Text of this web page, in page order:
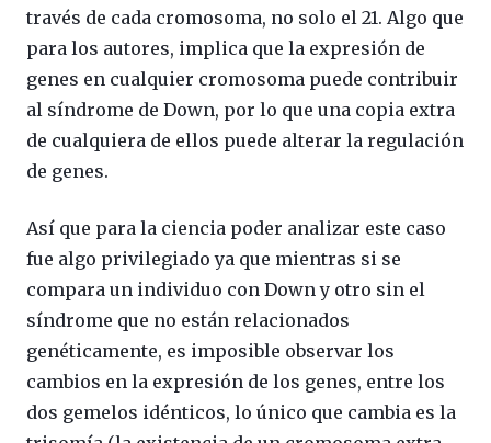
través de cada cromosoma, no solo el 21. Algo que
para los autores, implica que la expresión de
genes en cualquier cromosoma puede contribuir
al síndrome de Down, por lo que una copia extra
de cualquiera de ellos puede alterar la regulación
de genes.
Así que para la ciencia poder analizar este caso
fue algo privilegiado ya que mientras si se
compara un individuo con Down y otro sin el
síndrome que no están relacionados
genéticamente, es imposible observar los
cambios en la expresión de los genes, entre los
dos gemelos idénticos, lo único que cambia es la